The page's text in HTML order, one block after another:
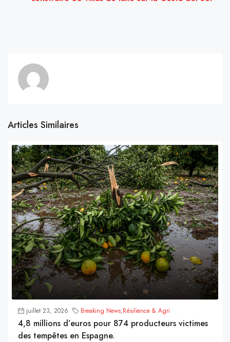
Articles Similaires
juillet 23, 2026 Breaking News,Résilience & Agri
4,8 millions d’euros pour 874 producteurs victimes
des tempêtes en Espagne.